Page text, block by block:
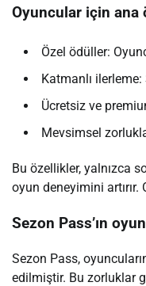
Oyuncular için ana
Özel ödüller:
Katmanlı
Ücretsiz ve
Mevsimsel
Bu özellikler, yalnızca
oyun deneyimini
Sezon Pass’ın
Sezon Pass,
edilmiştir. Bu zorluklar